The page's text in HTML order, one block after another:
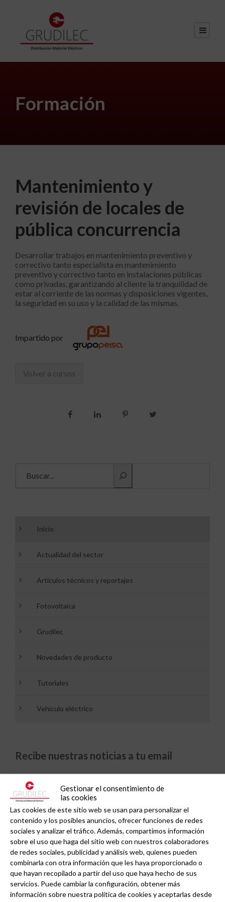
Gestionar el consentimiento de
las cookies
Las cookies de este sitio web se usan para personalizar el
contenido y los posibles anuncios, ofrecer funciones de redes
sociales y analizar el tráfico. Además, compartimos información
sobre el uso que haga del sitio web con nuestros colaboradores
de redes sociales, publicidad y análisis web, quienes pueden
combinarla con otra información que les haya proporcionado o
que hayan recopilado a partir del uso que haya hecho de sus
servicios. Puede cambiar la configuración, obtener más
información sobre nuestra política de cookies y aceptarlas desde
Formación
Mantenimiento y
revisión de locales de
pública concurrencia
Desarrollar trabajos en mantenimiento preventivo y
correctivo tanto especialista en mantenimiento
preventivo y correctivo tanto en instalaciones públicas
como privadas, garantizando al cliente la tranquilidad de
estar al corriente de las normas y disposiciones vigentes,
la seguridad en su uso y la calidad de las mismas.
Impartido por
Volver a cursos
Inicio
Actualidad del sector
Artículos técnicos y reportajes
Fotovoltaica
Grudilec
Novedades de producto
Tutoriales
Vehículo eléctrico
Recibe nuestras noticias a tu email
Newsletter GRUDILEC: